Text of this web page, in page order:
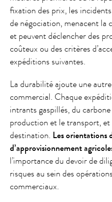
fixation des prix, les
de négociation, menacent la
et peuvent déclencher des
coûteux ou des critères
expéditions suivantes.
La durabilité ajoute une
commercial. Chaque
intrants gaspillés, du
production et le transport, et
destination. Les orientations
d’approvisionnement
l’importance du devoir de
risques au sein des
commerciaux.